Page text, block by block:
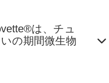
は、チュ
の期間微生物